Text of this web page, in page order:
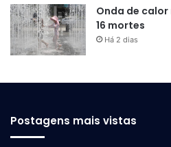
Onda de calor
16 mortes
Há 2 dias
Postagens mais vistas